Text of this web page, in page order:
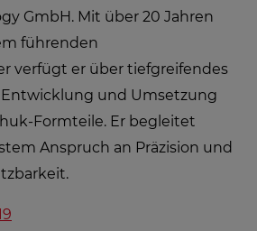
GmbH. Mit über 20 Jahren
führenden
verfügt er über tiefgreifendes
Entwicklung und Umsetzung
Formteile. Er begleitet
Anspruch an Präzision und